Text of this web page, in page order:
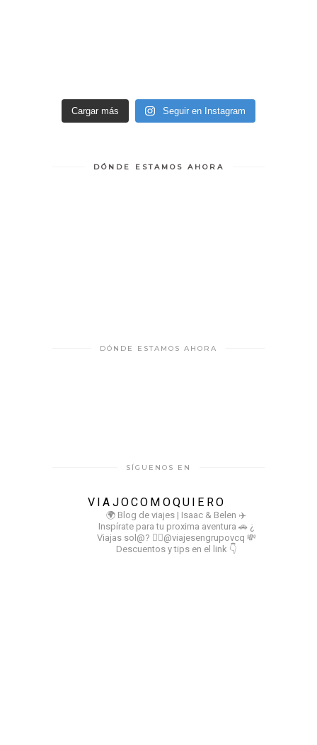
Cargar más Seguir en Instagram
DÓNDE ESTAMOS AHORA
DÓNDE ESTAMOS AHORA
SÍGUENOS EN
VIAJOCOMOQUIERO
🌍 Blog de viajes | Isaac & Belen ✈️
Inspírate para tu proxima aventura 🚗 ¿
Viajas sol@? 👉🏻@viajesengrupovcq 💸
Descuentos y tips en el link 👇